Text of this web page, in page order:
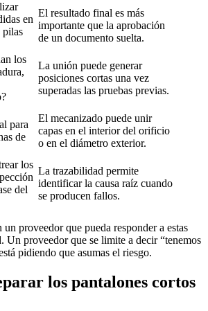
en
pilas
El resultado final es más
importante que la aprobación
de un documento suelta.
los
La unión puede generar
posiciones cortas una vez
superadas las pruebas previas.
para
de
El mecanizado puede unir
capas en el interior del orificio
o en el diámetro exterior.
los
del
La trazabilidad permite
identificar la causa raíz cuando
se producen fallos.
proveedor que pueda responder a estas
Un proveedor que se limite a decir “tenemos
pidiendo que asumas el riesgo.
los pantalones cortos